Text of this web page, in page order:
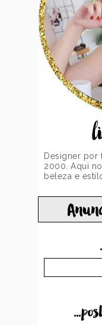
Designer por
2000. Aqui
beleza e